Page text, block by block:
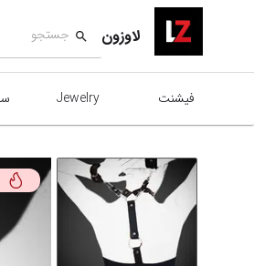
لاوزون
فیشنت Jewelry